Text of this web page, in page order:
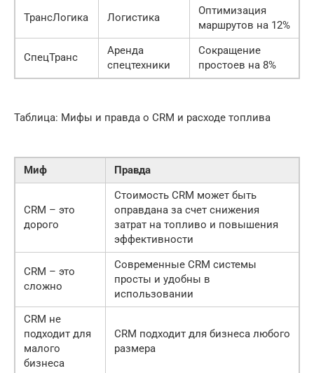
ТрансЛогика Логистика
Оптимизация
маршрутов на 12%
СпецТранс
Аренда
спецтехники
Сокращение
простоев на 8%
Таблица: Мифы и правда о CRM и расходе топлива
Миф Правда
CRM – это
дорого
Стоимость CRM может быть
оправдана за счет снижения
затрат на топливо и повышения
эффективности
CRM – это
сложно
Современные CRM системы
просты и удобны в
использовании
CRM не
подходит для
малого
бизнеса
CRM подходит для бизнеса любого
размера